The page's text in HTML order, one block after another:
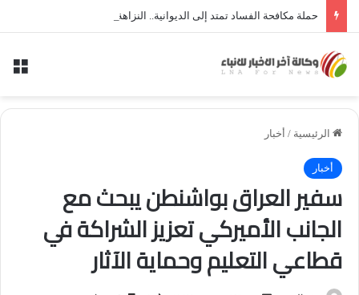
الرئيسية / أخبار
أخبار
سفير العراق بواشنطن يبحث مع
الجانب الأميركي تعزيز الشراكة في
قطاعي التعليم وحماية الآثار